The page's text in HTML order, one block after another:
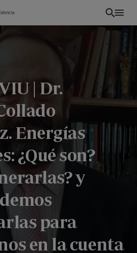
EC
| Dr.
Energías
¿Qué son?
y
para
en la cuenta